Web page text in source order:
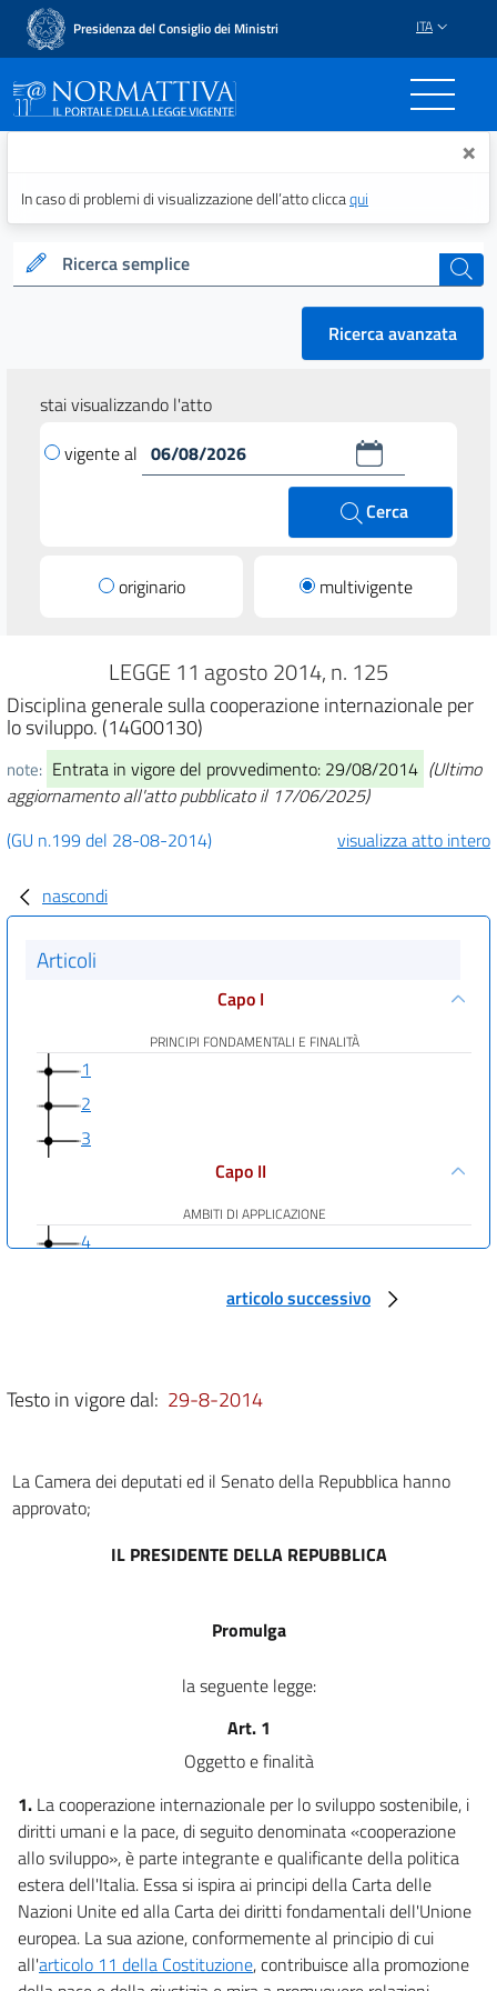
Presidenza del Consiglio dei Ministri ITA
Normattiva - Il portale ×
In caso di problemi di visualizzazione dell’atto cliccaqui
Ricerca semplice cerca
Ricerca avanzata
stai visualizzando l'atto
vigente al
Cerca
originario multivigente
LEGGE 11 agosto 2014, n. 125
Disciplina generale sulla cooperazione internazionale per
lo sviluppo. (14G00130)
note: Entrata in vigore del provvedimento: 29/08/2014 (Ultimo
aggiornamento all'atto pubblicato il 17/06/2025)
(GU n.199 del 28-08-2014)
visualizza atto intero
nascondi
Articoli
Capo I
PRINCIPI FONDAMENTALI E FINALITÀ
1
2
3
Capo II
AMBITI DI APPLICAZIONE
4
9
Capo III
COOPERAZIONE ALLO SVILUPPO
Capo IV
AGENZIA PER LA COOPERAZIONE ALLO SVILUPPO E DIREZIONE GENERALE
PER LA
COOPERAZIONE ALLO SVILUPPO
17
18
19
articolo successivo
Testo in vigore dal: 29-8-2014
La Camera dei deputati ed il Senato della Repubblica hanno
approvato;
IL PRESIDENTE DELLA REPUBBLICA
Promulga
la seguente legge:
Art. 1
Oggetto e finalità
1. La cooperazione internazionale per lo sviluppo sostenibile, i
diritti umani e la pace, di seguito denominata «cooperazione
allo sviluppo», è parte integrante e qualificante della politica
estera dell'Italia. Essa si ispira ai principi della Carta delle
Nazioni Unite ed alla Carta dei diritti fondamentali dell'Unione
europea. La sua azione, conformemente al principio di cui
all'articolo 11 della Costituzione, contribuisce alla promozione